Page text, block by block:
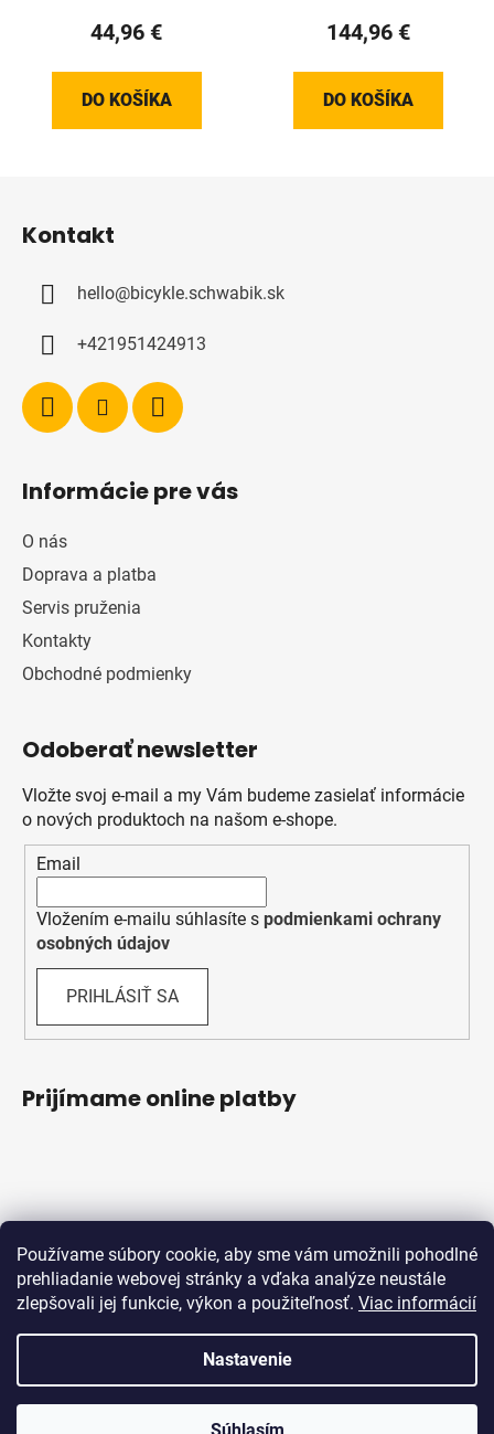
Používame súbory cookie, aby sme vám umožnili pohodlné
prehliadanie webovej stránky a vďaka analýze neustále
zlepšovali jej funkcie, výkon a použiteľnosť. Viac informácií
Nastavenie
44,96 €
DO KOŠÍKA
144,96 €
DO KOŠÍKA
Kontakt
hello@bicykle.schwabik.sk
+421951424913
Informácie pre vás
O nás
Doprava a platba
Servis pruženia
Kontakty
Obchodné podmienky
Odoberať newsletter
Vložte svoj e-mail a my Vám budeme zasielať informácie
o nových produktoch na našom e-shope.
Email
Vložením e-mailu súhlasíte s podmienkami ochrany
osobných údajov
PRIHLÁSIŤ SA
Prijímame online platby
Obchodné podmienky
Ochrana osobných údajov
Vytvoril Shoptet